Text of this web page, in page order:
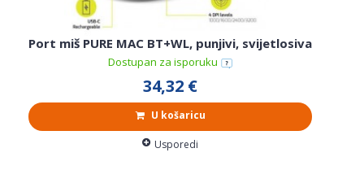
Port miš PURE MAC BT+WL, punjivi, svijetlosiva
Dostupan za isporuku
34,32 €
U košaricu
Usporedi